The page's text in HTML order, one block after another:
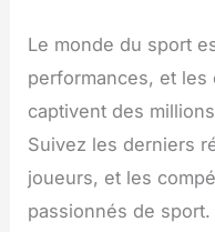
Le monde du sport
performances, et
captivent des
Suivez les derniers
joueurs, et les
passionnés de